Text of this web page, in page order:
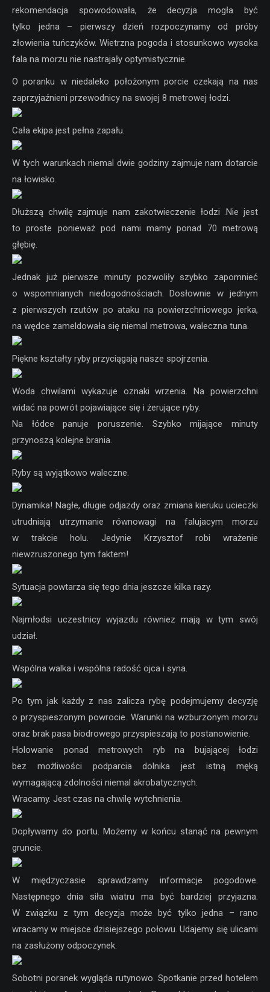
rekomendacja spowodowała, że decyzja mogła być
tylko jedna – pierwszy dzień rozpoczynamy od próby
złowienia tuńczyków. Wietrzna pogoda i stosunkowo wysoka
fala na morzu nie nastrajały optymistycznie.
O poranku w niedaleko położonym porcie czekają na nas
zaprzyjaźnieni przewodnicy na swojej 8 metrowej łodzi.
Cała ekipa jest pełna zapału.
W tych warunkach niemal dwie godziny zajmuje nam dotarcie
na łowisko.
Dłuższą chwilę zajmuje nam zakotwieczenie łodzi .Nie jest
to proste ponieważ pod nami mamy ponad 70 metrową
głębię.
Jednak już pierwsze minuty pozwoliły szybko zapomnieć
o wspomnianych niedogodnościach. Dosłownie w jednym
z pierwszych rzutów po ataku na powierzchniowego jerka,
na wędce zameldowała się niemal metrowa, waleczna tuna.
Piękne kształty ryby przyciągają nasze spojrzenia.
Woda chwilami wykazuje oznaki wrzenia. Na powierzchni
widać na powrót pojawiające się i żerujące ryby.
Na łódce panuje poruszenie. Szybko mijające minuty
przynoszą kolejne brania.
Ryby są wyjątkowo waleczne.
Dynamika! Nagłe, długie odjazdy oraz zmiana kieruku ucieczki
utrudniają utrzymanie równowagi na falujacym morzu
w trakcie holu. Jedynie Krzysztof robi wrażenie
niewzruszonego tym faktem!
Sytuacja powtarza się tego dnia jeszcze kilka razy.
Najmłodsi uczestnicy wyjazdu równiez mają w tym swój
udział.
Wspólna walka i wspólna radość ojca i syna.
Po tym jak każdy z nas zalicza rybę podejmujemy decyzję
o przyspieszonym powrocie. Warunki na wzburzonym morzu
oraz brak pasa biodrowego przyspieszają to postanowienie.
Holowanie ponad metrowych ryb na bujającej łodzi
bez możliwości podparcia dolnika jest istną męką
wymagającą zdolności niemal akrobatycznych.
Wracamy. Jest czas na chwilę wytchnienia.
Dopływamy do portu. Możemy w końcu stanąć na pewnym
gruncie.
W międzyczasie sprawdzamy informacje pogodowe.
Następnego dnia siła wiatru ma być bardziej przyjazna.
W związku z tym decyzja może być tylko jedna – rano
wracamy w miejsce dzisiejszego połowu. Udajemy się ulicami
na zasłużony odpoczynek.
Sobotni poranek wygląda rutynowo. Spotkanie przed hotelem